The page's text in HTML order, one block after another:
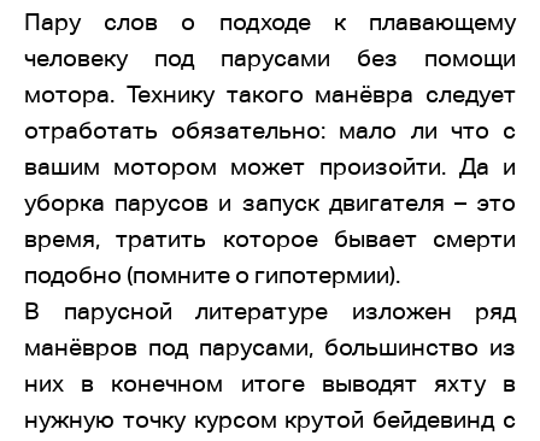
Пару слов о подходе к плавающему
человеку под парусами без помощи
мотора. Технику такого манёвра следует
отработать обязательно: мало ли что с
вашим мотором может произойти. Да и
уборка парусов и запуск двигателя – это
время, тратить которое бывает смерти
подобно (помните о гипотермии).
В парусной литературе изложен ряд
манёвров под парусами, большинство из
них в конечном итоге выводят яхту в
нужную точку курсом крутой бейдевинд с